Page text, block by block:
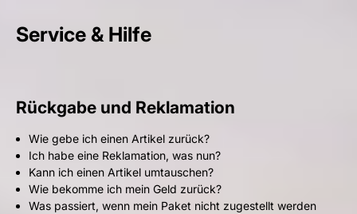
Service & Hilfe
Rückgabe und Reklamation
Wie gebe ich einen Artikel zurück?
Ich habe eine Reklamation, was nun?
Kann ich einen Artikel umtauschen?
Wie bekomme ich mein Geld zurück?
Was passiert, wenn mein Paket nicht zugestellt werden